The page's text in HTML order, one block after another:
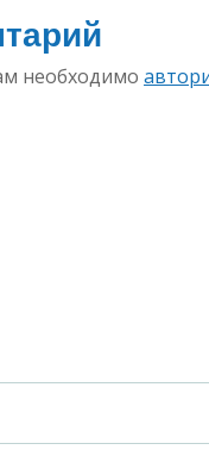
необходимо